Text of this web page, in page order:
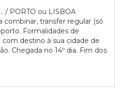
ou LISBOA
combinar, transfer regular (só
Formalidades de
destino à sua cidade de
Chegada no 14º dia. Fim dos